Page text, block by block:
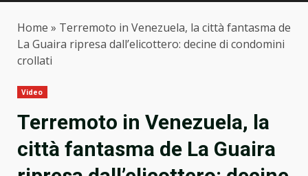
Home » Terremoto in Venezuela, la città fantasma de
La Guaira ripresa dall’elicottero: decine di condomini
crollati
Video
Terremoto in Venezuela, la
città fantasma de La Guaira